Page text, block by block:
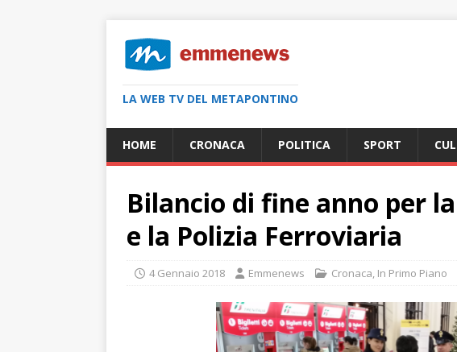
LA WEB TV DEL METAPONTINO
HOME CRONACA POLITICA SPORT
Bilancio di fine anno per
e la Polizia Ferroviaria
4 Gennaio 2018 Emmenews Cronaca, In Primo Piano